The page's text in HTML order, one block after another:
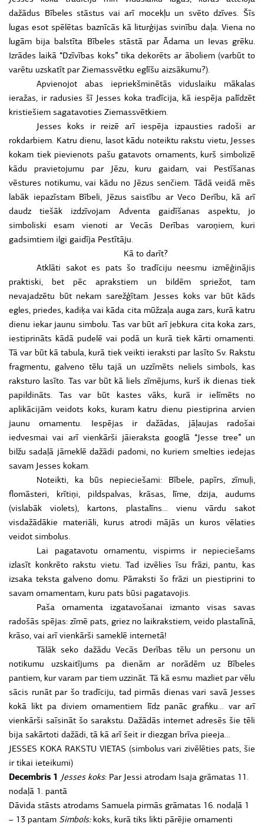
dažādus Bībeles stāstus vai arī mocekļu un svēto dzīves. Šīs
lugas esot spēlētas baznīcās kā liturģijas svinību daļa. Viena no
lugām bija balstīta Bībeles stāstā par Ādama un Ievas grēku.
Izrādes laikā “Dzīvības koks” tika dekorēts ar āboliem (varbūt to
varētu uzskatīt par Ziemassvētku eglīšu aizsākumu?).
Apvienojot abas iepriekšminētās viduslaiku mākalas
ieražas, ir radusies šī Jesses koka tradīcija, kā iespēja palīdzēt
kristiešiem sagatavoties Ziemassvētkiem.
Jesses koks ir reizē arī iespēja izpausties radoši ar
rokdarbiem. Katru dienu, lasot kādu noteiktu rakstu vietu, Jesses
kokam tiek pievienots pašu gatavots ornaments, kurš simbolizē
kādu pravietojumu par Jēzu, kuru gaidam, vai Pestīšanas
vēstures notikumu, vai kādu no Jēzus senčiem. Tādā veidā mēs
labāk iepazīstam Bībeli, Jēzus saistību ar Veco Derību, kā arī
daudz tiešāk izdzīvojam Adventa gaidīšanas aspektu, jo
simboliski esam vienoti ar Vecās Derības varoņiem, kuri
gadsimtiem ilgi gaidīja Pestītāju.
Kā to darīt?
Atklāti sakot es pats šo tradīciju neesmu izmēģinājis
praktiski, bet pēc aprakstiem un bildēm spriežot, tam
nevajadzētu būt nekam sarežģītam. Jesses koks var būt kāds
egles, priedes, kadiķa vai kāda cita mūžzaļa auga zars, kurā katru
dienu iekar jaunu simbolu. Tas var būt arī jebkura cita koka zars,
iestiprināts kādā pudelē vai podā un kurā tiek kārti ornamenti.
Tā var būt kā tabula, kurā tiek veikti ieraksti par lasīto Sv. Rakstu
fragmentu, galveno tēlu tajā un uzzīmēts neliels simbols, kas
raksturo lasīto. Tas var būt kā liels zīmējums, kurš ik dienas tiek
papildināts. Tas var būt kastes vāks, kurā ir ielīmēts no
aplikācijām veidots koks, kuram katru dienu piestiprina arvien
jaunu ornamentu. Iespējas ir dažādas, jāļaujas radošai
iedvesmai vai arī vienkārši jāieraksta googlā “Jesse tree” un
bilžu sadaļā jāmeklē dažādi padomi, no kuriem smelties iedejas
savam Jesses kokam.
Noteikti, ka būs nepieciešami: Bībele, papīrs, zīmuļi,
flomāsteri, krītiņi, pildspalvas, krāsas, līme, dzija, audums
(vislabāk violets), kartons, plastalīns… vienu vārdu sakot
visdažādākie materiāli, kurus atrodi mājās un kuros vēlaties
veidot simbolus.
Lai pagatavotu ornamentu, vispirms ir nepieciešams
izlasīt konkrēto rakstu vietu. Tad izvēlies īsu frāzi, pantu, kas
izsaka teksta galveno domu. Pārraksti šo frāzi un piestiprini to
savam ornamentam, kuru pats būsi pagatavojis.
Paša ornamenta izgatavošanai izmanto visas savas
radošās spējas: zīmē pats, griez no laikrakstiem, veido plastalīnā,
krāso, vai arī vienkārši sameklē internetā!
Tālāk seko dažādu Vecās Derības tēlu un personu un
notikumu uzskaitījums pa dienām ar norādēm uz Bībeles
pantiem, kur varam par tiem uzzināt. Tā kā esmu mazliet par vēlu
sācis runāt par šo tradīciju, tad pirmās dienas vari savā Jesses
kokā likt pa diviem ornamentiem līdz panāc grafiku… var arī
vienkārši saīsināt šo sarakstu. Dažādās internet adresēs šie tēli
bija sakārtoti dažādi, tā kā arī šeit ir diezgan brīva pieeja…
JESSES KOKA RAKSTU VIETAS (simbolus vari zivēlēties pats, šie
ir tikai ieteikumi)
Decembris 1 Jesses koks: Par Jessi atrodam Isaja grāmatas 11.
nodaļā 1. pantā
Dāvida stāsts atrodams Samuela pirmās grāmatas 16. nodaļā 1
– 13 pantam Simbols:koks, kurā tiks likti pārējie ornamenti